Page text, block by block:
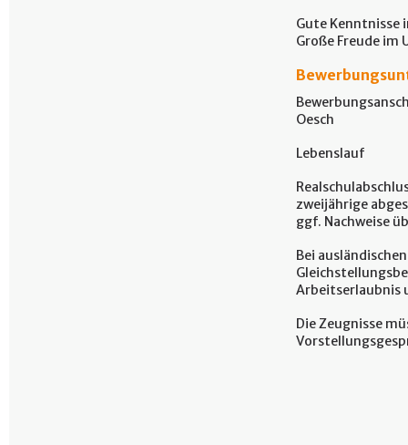
Gute Kenntnisse
Große Freude im
Oesch
Lebenslauf
zweijährige
ggf. Nachweise
Bei
Arbeitserlaubnis
Die Zeugnisse